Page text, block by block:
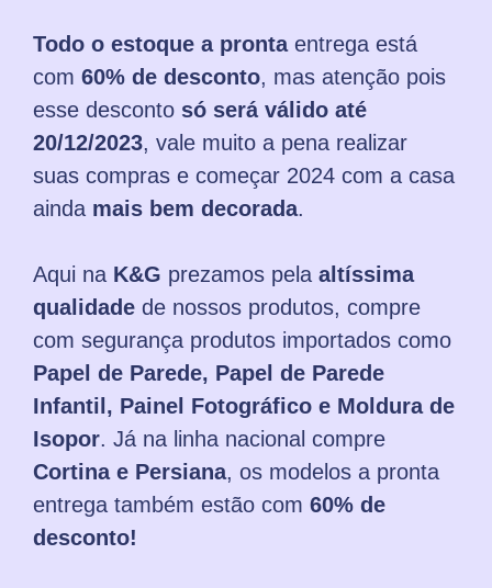
Todo o estoque a prontaentrega está
com 60% de desconto, mas atenção pois
esse desconto só será válido até
20/12/2023, vale muito a pena realizar
suas compras e começar 2024 com a casa
ainda mais bem decorada.
Aqui na K&G prezamos pela altíssima
qualidade de nossos produtos, compre
com segurança produtos importados como
Papel de Parede, Papel de Parede
Infantil, Painel Fotográfico e Moldura de
Isopor. Já na linha nacional compre
Cortina e Persiana, os modelos a pronta
entrega também estão com 60% de
desconto!